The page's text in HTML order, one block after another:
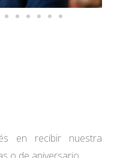
en recibir nuestra